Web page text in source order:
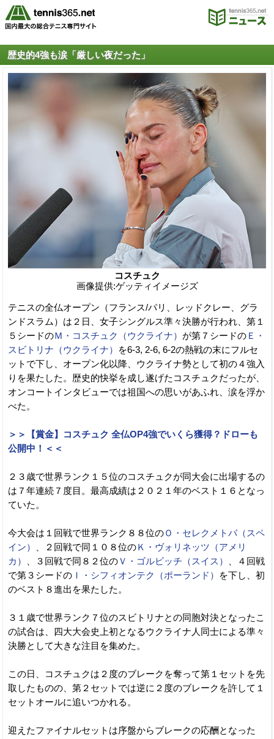
歴史的4強も涙「厳しい夜だった」
コスチュク
画像提供:ゲッティイメージズ
テニスの全仏オープン（フランス/パリ、レッドクレー、グラ
ンドスラム）は２日、女子シングルス準々決勝が行われ、第１
５シードのＭ・コスチュク（ウクライナ） が第７シードの Ｅ・
スビトリナ（ウクライナ）
を6-3, 2-6, 6-2の熱戦の末にフルセ
ットで下し、オープン化以降、ウクライナ勢として初の４強入
りを果たした。歴史的快挙を成し遂げたコスチュクだったが、
オンコートインタビューでは祖国への思いがあふれ、涙を浮か
べた。
＞＞【賞金】コスチュク 全仏OP4強でいくら獲得？ドローも
公開中！＜＜
２３歳で世界ランク１５位のコスチュクが同大会に出場するの
は７年連続７度目。最高成績は２０２１年のベスト１６となっ
ていた。
今大会は１回戦で世界ランク８８位のＯ・セレクメトバ（スペ
イン）
、２回戦で同１０８位のＫ・ヴォリネッツ（アメリ
カ）
、３回戦で同８２位のＶ・ゴルビッチ（スイス）
、４回戦
で第３シードの Ｉ・シフィオンテク（ポーランド）
を下し、初
のベスト８進出を果たした。
３１歳で世界ランク７位のスビトリナとの同胞対決となったこ
の試合は、四大大会史上初となるウクライナ人同士による準々
決勝として大きな注目を集めた。
この日、コスチュクは２度のブレークを奪って第１セットを先
取したものの、第２セットでは逆に２度のブレークを許して１
セットオールに追いつかれる。
迎えたファイナルセットは序盤からブレークの応酬となった